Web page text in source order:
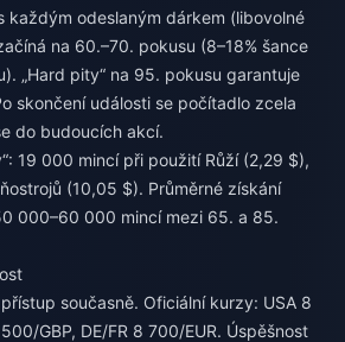
každým odeslaným dárkem (libovolné
na 60.–70. pokusu (8–18% šance
„Hard pity“ na 95. pokusu garantuje
skončení události se počítadlo zcela
do budoucích akcí.
19 000 mincí při použití Růží (2,29 $),
(10,05 $). Průměrné získání
000–60 000 mincí mezi 65. a 85.
současně. Oficiální kurzy: USA 8
GBP, DE/FR 8 700/EUR. Úspěšnost